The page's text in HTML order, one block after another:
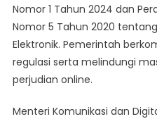
Nomor 1 Tahun 2024 dan
Nomor 5 Tahun 2020
Elektronik. Pemerintah
regulasi serta melindungi
perjudian online.
Menteri Komunikasi dan